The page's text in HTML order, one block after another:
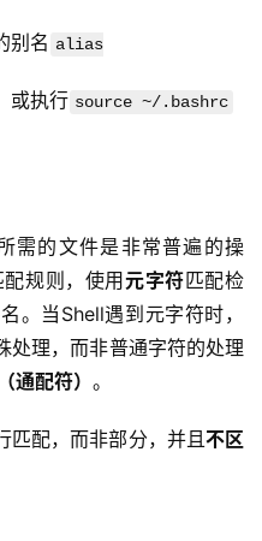
别名 alias
或执行 source ~/.bashrc
需的文件是非常普遍的操
规则，使用 元字符匹配检
。当Shell遇到元字符时，
处理，而非普通字符的处理
配符） 。
匹配，而非部分，并且不区